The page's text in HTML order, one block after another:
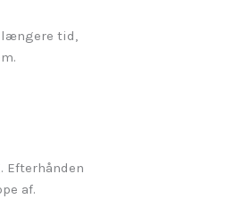
længere tid,
Efterhånden
af.